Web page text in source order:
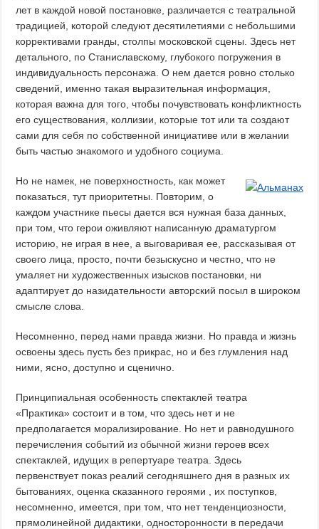
лет в каждой новой постановке, различается с театральной
традицией, которой следуют десятилетиями с небольшими
коррективами гранды, столпы московской сцены. Здесь нет
детального, по Станиславскому, глубокого погружения в
индивидуальность персонажа. О нем дается ровно столько
сведений, именно такая выразительная информация,
которая важна для того, чтобы почувствовать конфликтность
его существования, коллизии, которые тот или та создают
сами для себя по собственной инициативе или в желании
быть частью знакомого и удобного социума.
Но не намек, не поверхностность, как может
показаться, тут приоритетны. Повторим, о
каждом участнике пьесы дается вся нужная база данных,
при том, что герои оживляют написанную драматургом
историю, не играя в нее, а выговаривая ее, рассказывая от
своего лица, просто, почти безыскусно и честно, что не
умаляет ни художественных изысков постановки, ни
адаптирует до назидательности авторский посыл в широком
смысле слова.
Несомненно, перед нами правда жизни. Но правда и жизнь
освоены здесь пусть без прикрас, но и без глумления над
ними, ясно, доступно и сценично.
Принципиальная особенность спектаклей театра
«Практика» состоит и в том, что здесь нет и не
предполагается морализирование. Но нет и равнодушного
перечисления событий из обычной жизни героев всех
спектаклей, идущих в репертуаре театра. Здесь
первенствует показ реалий сегодняшнего дня в разных их
бытованиях, оценка сказанного героями , их поступков,
несомненно, имеется, при том, что нет тенденциозности,
прямолинейной дидактики, односторонности в передачи